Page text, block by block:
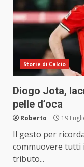
Storie di Calcio
Diogo Jota,
pelle d’oca
Roberto 19
Il gesto per
commuovere tutti
tributo...